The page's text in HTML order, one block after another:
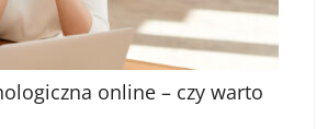
online – czy warto